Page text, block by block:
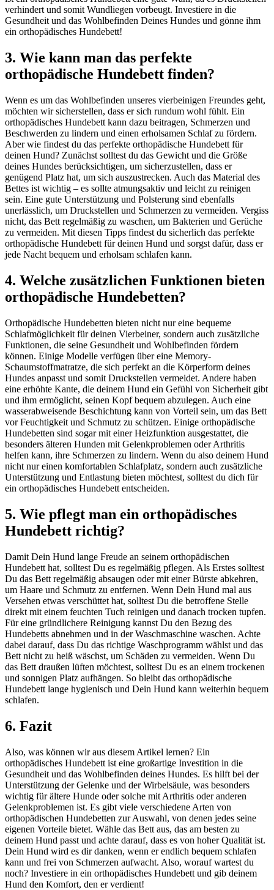
verhindert und somit Wundliegen vorbeugt. Investiere in die
Gesundheit und das Wohlbefinden Deines Hundes und gönne ihm
ein orthopädisches Hundebett!
3. Wie kann man das perfekte
orthopädische Hundebett finden?
Wenn es um das Wohlbefinden unseres vierbeinigen Freundes geht,
möchten wir sicherstellen, dass er sich rundum wohl fühlt. Ein
orthopädisches Hundebett kann dazu beitragen, Schmerzen und
Beschwerden zu lindern und einen erholsamen Schlaf zu fördern.
Aber wie findest du das perfekte orthopädische Hundebett für
deinen Hund? Zunächst solltest du das Gewicht und die Größe
deines Hundes berücksichtigen, um sicherzustellen, dass er
genügend Platz hat, um sich auszustrecken. Auch das Material des
Bettes ist wichtig – es sollte atmungsaktiv und leicht zu reinigen
sein. Eine gute Unterstützung und Polsterung sind ebenfalls
unerlässlich, um Druckstellen und Schmerzen zu vermeiden. Vergiss
nicht, das Bett regelmäßig zu waschen, um Bakterien und Gerüche
zu vermeiden. Mit diesen Tipps findest du sicherlich das perfekte
orthopädische Hundebett für deinen Hund und sorgst dafür, dass er
jede Nacht bequem und erholsam schlafen kann.
4. Welche zusätzlichen Funktionen bieten
orthopädische Hundebetten?
Orthopädische Hundebetten bieten nicht nur eine bequeme
Schlafmöglichkeit für deinen Vierbeiner, sondern auch zusätzliche
Funktionen, die seine Gesundheit und Wohlbefinden fördern
können. Einige Modelle verfügen über eine Memory-
Schaumstoffmatratze, die sich perfekt an die Körperform deines
Hundes anpasst und somit Druckstellen vermeidet. Andere haben
eine erhöhte Kante, die deinem Hund ein Gefühl von Sicherheit gibt
und ihm ermöglicht, seinen Kopf bequem abzulegen. Auch eine
wasserabweisende Beschichtung kann von Vorteil sein, um das Bett
vor Feuchtigkeit und Schmutz zu schützen. Einige orthopädische
Hundebetten sind sogar mit einer Heizfunktion ausgestattet, die
besonders älteren Hunden mit Gelenkproblemen oder Arthritis
helfen kann, ihre Schmerzen zu lindern. Wenn du also deinem Hund
nicht nur einen komfortablen Schlafplatz, sondern auch zusätzliche
Unterstützung und Entlastung bieten möchtest, solltest du dich für
ein orthopädisches Hundebett entscheiden.
5. Wie pflegt man ein orthopädisches
Hundebett richtig?
Damit Dein Hund lange Freude an seinem orthopädischen
Hundebett hat, solltest Du es regelmäßig pflegen. Als Erstes solltest
Du das Bett regelmäßig absaugen oder mit einer Bürste abkehren,
um Haare und Schmutz zu entfernen. Wenn Dein Hund mal aus
Versehen etwas verschüttet hat, solltest Du die betroffene Stelle
direkt mit einem feuchten Tuch reinigen und danach trocken tupfen.
Für eine gründlichere Reinigung kannst Du den Bezug des
Hundebetts abnehmen und in der Waschmaschine waschen. Achte
dabei darauf, dass Du das richtige Waschprogramm wählst und das
Bett nicht zu heiß wäschst, um Schäden zu vermeiden. Wenn Du
das Bett draußen lüften möchtest, solltest Du es an einem trockenen
und sonnigen Platz aufhängen. So bleibt das orthopädische
Hundebett lange hygienisch und Dein Hund kann weiterhin bequem
schlafen.
6. Fazit
Also, was können wir aus diesem Artikel lernen? Ein
orthopädisches Hundebett ist eine großartige Investition in die
Gesundheit und das Wohlbefinden deines Hundes. Es hilft bei der
Unterstützung der Gelenke und der Wirbelsäule, was besonders
wichtig für ältere Hunde oder solche mit Arthritis oder anderen
Gelenkproblemen ist. Es gibt viele verschiedene Arten von
orthopädischen Hundebetten zur Auswahl, von denen jedes seine
eigenen Vorteile bietet. Wähle das Bett aus, das am besten zu
deinem Hund passt und achte darauf, dass es von hoher Qualität ist.
Dein Hund wird es dir danken, wenn er endlich bequem schlafen
kann und frei von Schmerzen aufwacht. Also, worauf wartest du
noch? Investiere in ein orthopädisches Hundebett und gib deinem
Hund den Komfort, den er verdient!